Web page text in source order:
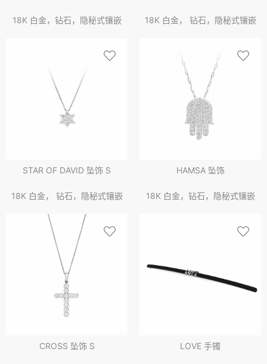
18K 白金，钻石，隐秘式镶嵌 18K 白金， 钻石，隐秘式镶嵌
STAR OF DAVID 坠饰 S
18K 白金， 钻石，隐秘式镶嵌
HAMSA 坠饰
18K 白金，钻石，隐秘式镶嵌
CROSS 坠饰 S LOVE 手镯